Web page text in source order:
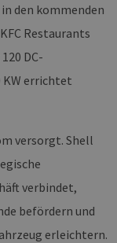
den kommenden
Restaurants
DC-
KW errichtet
versorgt. Shell
verbindet,
befördern und
erleichtern.